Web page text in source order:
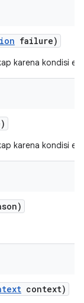
failure)
karena kondisi
karena kondisi
context)